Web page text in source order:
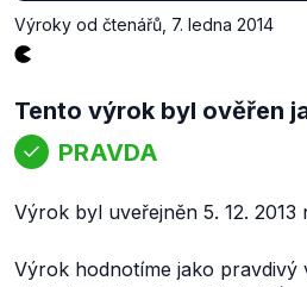
Výroky od čtenářů 7. ledna 2014
Tento výrok byl ověřen
PRAVDA
Výrok byl uveřejněn 5. 12. 2013
Výrok hodnotíme jako pravdivý